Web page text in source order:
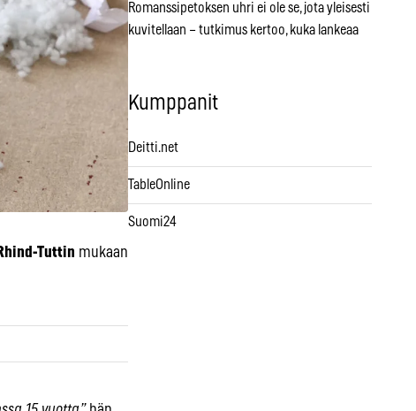
Tuttin mukaan
Romanssipetoksen uhri ei ole se, jota yleisesti
kuvitellaan – tutkimus kertoo, kuka lankeaa
Kumppanit
Deitti.net
TableOnline
Suomi24